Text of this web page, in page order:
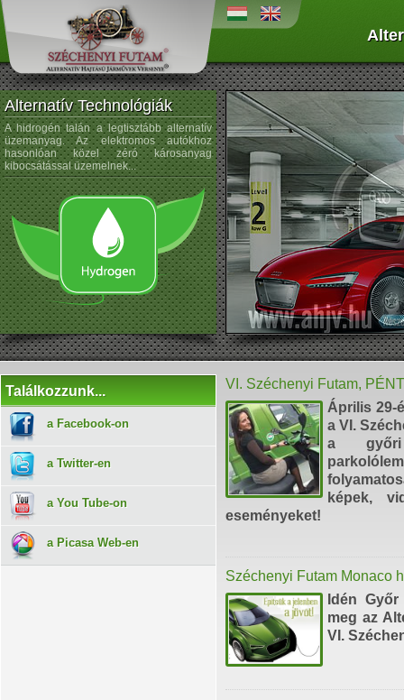
Alternatív Technológiák
A hidrogén talán a legtisztább alternatív
üzemanyag. Az elektromos autókhoz
hasonlóan közel zéró károsanyag
kibocsátással üzemelnek...
A napenergiát az
kezdték alkalmazni, és az
sem újdonság a napelemek
Találkozzunk...
a Facebook-on
a Twitter-en
a You Tube-on
a Picasa Web-en
VI. Széchenyi Futam,
Április 29-
a VI.
a győri
képek,
eseményeket!
Széchenyi Futam Monaco
Idén
meg az
VI.